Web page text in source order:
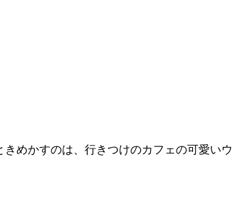
めかすのは、行きつけのカフェの可愛